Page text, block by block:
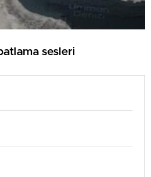
sesleri